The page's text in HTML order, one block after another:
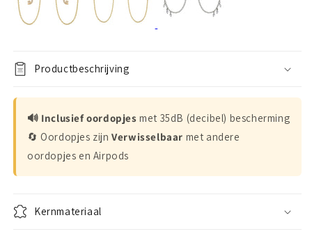
Productbeschrijving
🔊 Inclusief oordopjes met 35dB (decibel) bescherming
🔄 Oordopjes zijnVerwisselbaar met andere
oordopjes en Airpods
Kernmateriaal